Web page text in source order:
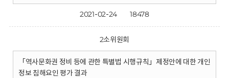
2021-02-24 18478
2소위원회
「역사문화권 정비 등에 관한 특별법 시행규칙」제정안에 대한 개인
정보 침해요인 평가 결과